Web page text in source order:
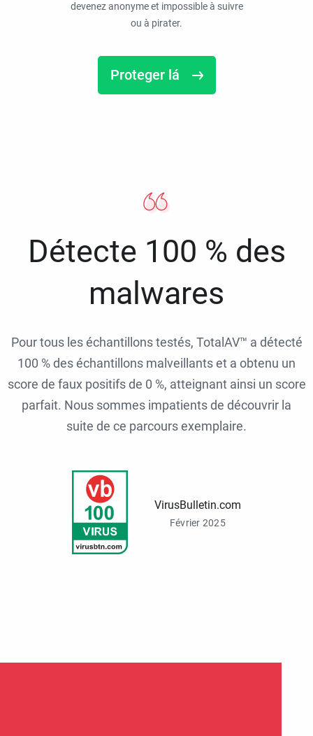
devenez anonyme et impossible à suivre
ou à pirater.
Proteger lá
Détecte 100 % des
malwares
Pour tous les échantillons testés, TotalAV™ a détecté
100 % des échantillons malveillants et a obtenu un
score de faux positifs de 0 %, atteignant ainsi un score
parfait. Nous sommes impatients de découvrir la
suite de ce parcours exemplaire.
VirusBulletin.com
Février 2025